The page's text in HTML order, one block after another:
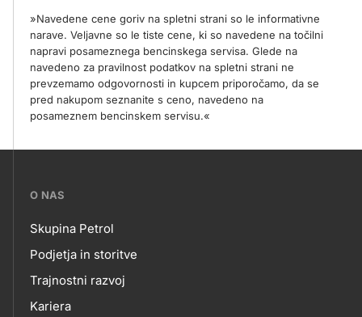
»Navedene cene goriv na spletni strani so le informativne
narave. Veljavne so le tiste cene, ki so navedene na točilni
napravi posameznega bencinskega servisa. Glede na
navedeno za pravilnost podatkov na spletni strani ne
prevzemamo odgovornosti in kupcem priporočamo, da se
pred nakupom seznanite s ceno, navedeno na
posameznem bencinskem servisu.«
???
skupno.footer-
title???
O NAS
O
NAS
Skupina Petrol
Podjetja in storitve
Trajnostni razvoj
Kariera